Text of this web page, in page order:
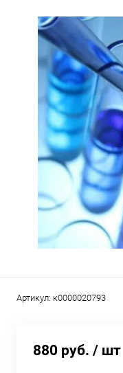
Артикул: к0000020793
880 руб. / шт